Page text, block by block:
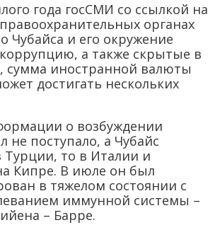
года госСМИ со ссылкой на
органах
Чубайса и его окружение
а также скрытые в
сумма иностранной валюты
достигать нескольких
о возбуждении
не поступало, а Чубайс
Турции, то в Италии и
Кипре. В июле он был
в тяжелом состоянии с
иммунной системы –
– Барре.